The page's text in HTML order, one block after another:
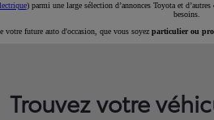
) parmi une large sélection d’annonces Toyota et
besoins.
votre future auto d'occasion, que vous soyez particulier ou
Trouvez votre